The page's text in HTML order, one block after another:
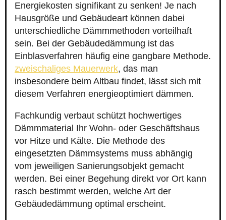
Energiekosten signifikant zu senken! Je nach
Hausgröße und Gebäudeart können dabei
unterschiedliche Dämmmethoden vorteilhaft
sein. Bei der Gebäudedämmung ist das
Einblasverfahren häufig eine gangbare Methode.
zweischaliges Mauerwerk, das man
insbesondere beim Altbau findet, lässt sich mit
diesem Verfahren energieoptimiert dämmen.
Fachkundig verbaut schützt hochwertiges
Dämmmaterial Ihr Wohn- oder Geschäftshaus
vor Hitze und Kälte. Die Methode des
eingesetzten Dämmsystems muss abhängig
vom jeweiligen Sanierungsobjekt gemacht
werden. Bei einer Begehung direkt vor Ort kann
rasch bestimmt werden, welche Art der
Gebäudedämmung optimal erscheint.